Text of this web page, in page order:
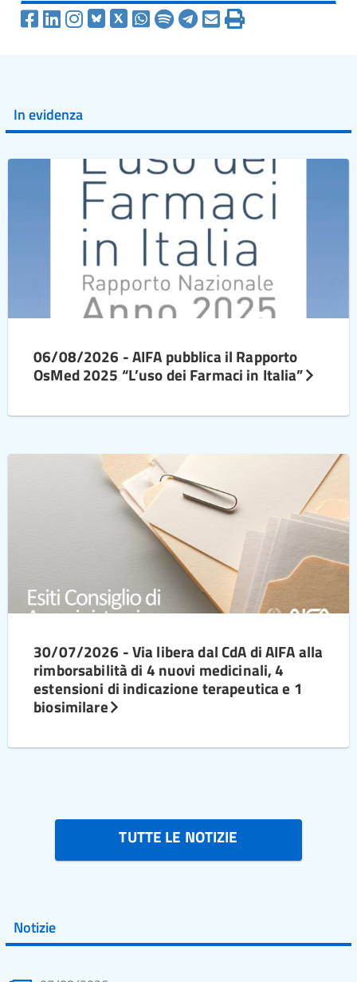
In evidenza
06/08/2026 - AIFA pubblica il Rapporto
OsMed 2025 “L’uso dei Farmaci in Italia”
30/07/2026 - Via libera dal CdA di AIFA alla
rimborsabilità di 4 nuovi medicinali, 4
estensioni di indicazione terapeutica e 1
biosimilare
TUTTE LE NOTIZIE
Notizie